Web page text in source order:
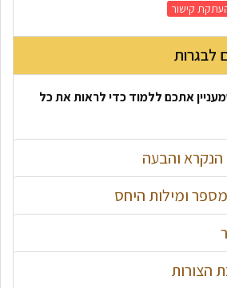
קישור
לבגרות
אתכם ללמוד כדי לראות את כל
הנקרא והבעה
בטקסט
לכותב לשכנע את הקורא בטענתו. בסיכום
החשובים לכל האמצעים הרטוריים
ומילות היחס
לקראת הבגרות - צפו בטבלת סיכום
הצורות